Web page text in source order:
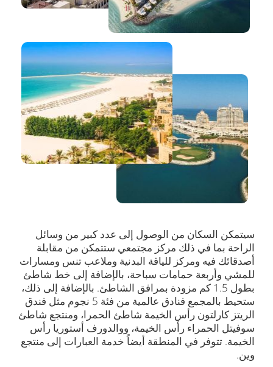
سيتمكن السكان من الوصول إلى عدد كبير من وسائل
الراحة بما في ذلك مركز مجتمعي ستتمكن من مقابلة
أصدقائك فيه ومركز للياقة البدنية وملاعب تنس ومسارات
للمشي وأربعة حمامات سباحة، بالإضافة إلى خط شاطئ
بطول 1.5 كم مزودة بمرافق الشاطئ. بالإضافة إلى ذلك،
ستحيط بالمجمع فنادق عالمية من فئة 5 نجوم مثل فندق
الريتز كارلتون رأس الخيمة شاطئ الحمرا، ومنتجع شاطئ
سوفيتل الحمراء رأس الخيمة، ووالدورف أستوريا رأس
الخيمة. تتوفر في المنطقة أيضاً خدمة العبارات إلى منتجع
وين.